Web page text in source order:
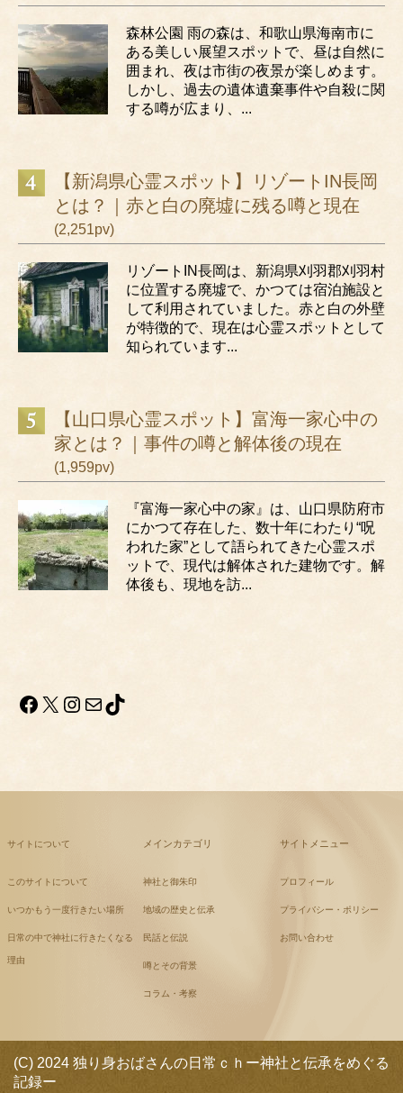
森林公園 雨の森は、和歌山県海南市に
ある美しい展望スポットで、昼は自然に
囲まれ、夜は市街の夜景が楽しめます。
しかし、過去の遺体遺棄事件や自殺に関
する噂が広まり、...
【新潟県心霊スポット】リゾートIN長岡
とは？｜赤と白の廃墟に残る噂と現在
(2,251pv)
リゾートIN長岡は、新潟県刈羽郡刈羽村
に位置する廃墟で、かつては宿泊施設と
して利用されていました。赤と白の外壁
が特徴的で、現在は心霊スポットとして
知られています...
【山口県心霊スポット】富海一家心中の
家とは？｜事件の噂と解体後の現在
(1,959pv)
『富海一家心中の家』は、山口県防府市
にかつて存在した、数十年にわたり“呪
われた家”として語られてきた心霊スポ
ットで、現代は解体された建物です。解
体後も、現地を訪...
Facebook
X Instagram
メールTikTok
サイトについて
このサイトについて
いつかもう一度行きたい場所
日常の中で神社に行きたくなる
理由
メインカテゴリ
神社と御朱印
地域の歴史と伝承
民話と伝説
噂とその背景
コラム・考察
サイトメニュー
プロフィール
プライバシー・ポリシー
お問い合わせ
(C) 2024 独り身おばさんの日常ｃｈー神社と伝承をめぐる
記録ー